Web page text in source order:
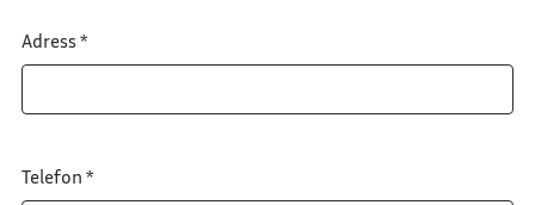
Adress*
Telefon *